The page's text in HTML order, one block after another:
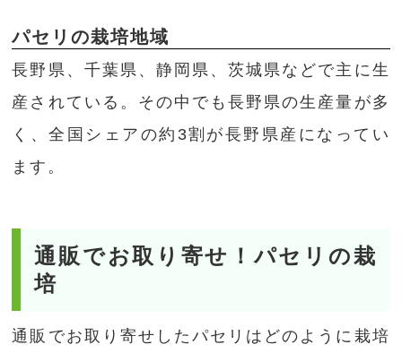
パセリの栽培地域
長野県、千葉県、静岡県、茨城県などで主に生
産されている。その中でも長野県の生産量が多
く、全国シェアの約3割が長野県産になってい
ます。
通販でお取り寄せ！パセリの栽
培
通販でお取り寄せしたパセリはどのように栽培